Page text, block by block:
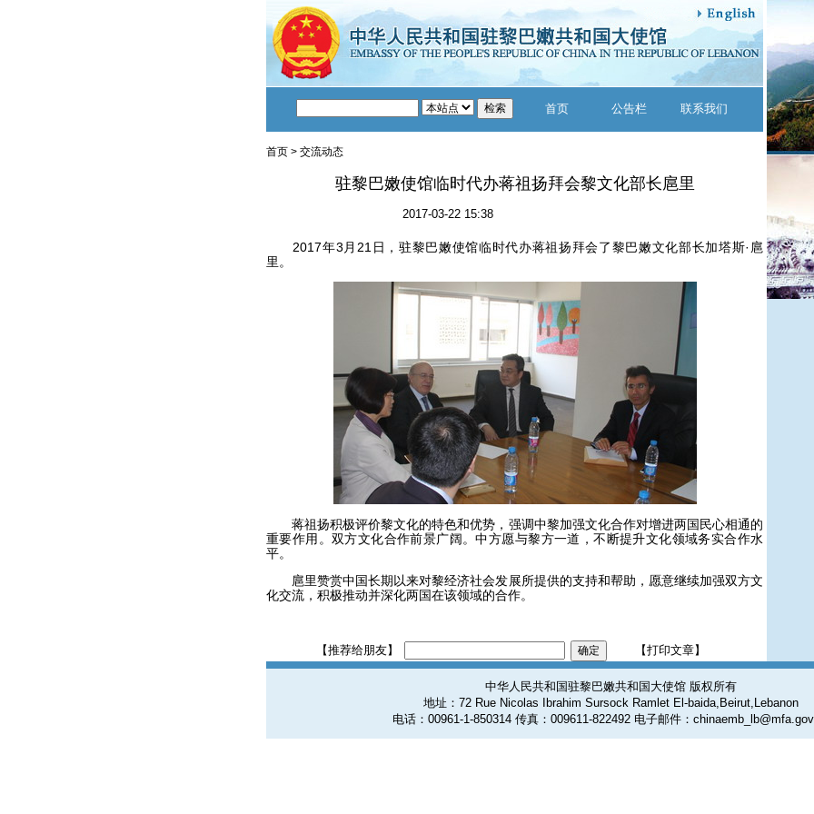
首页 公告栏 联系我们
首页 > 交流动态
驻黎巴嫩使馆临时代办蒋祖扬拜会黎文化部长扈里
2017-03-22 15:38
2017年3月21日，驻黎巴嫩使馆临时代办蒋祖扬拜会了黎巴嫩文化部长加塔斯·扈
里。
蒋祖扬积极评价黎文化的特色和优势，强调中黎加强文化合作对增进两国民心相通的
重要作用。双方文化合作前景广阔。中方愿与黎方一道，不断提升文化领域务实合作水
平。
扈里赞赏中国长期以来对黎经济社会发展所提供的支持和帮助，愿意继续加强双方文
化交流，积极推动并深化两国在该领域的合作。
【推荐给朋友】 【打印文章】
中华人民共和国驻黎巴嫩共和国大使馆 版权所有
地址：72 Rue Nicolas Ibrahim Sursock Ramlet El-baida,Beirut,Lebanon
电话：00961-1-850314 传真：009611-822492 电子邮件：